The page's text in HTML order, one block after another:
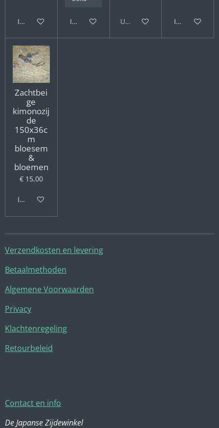
In winkelwagen In winkelwagen Uitverkocht In
Zachtbei
ge
kimonozij
de
150x36c
m
bloesem
&
bloemen
€ 15,00
In winkelwagen
Verzendkosten en levering
Betaalmethoden
Algemene Voorwaarden
Privacy
Klachtenregeling
Retourbeleid
Contact en info
De Japanse Zijdewinkel